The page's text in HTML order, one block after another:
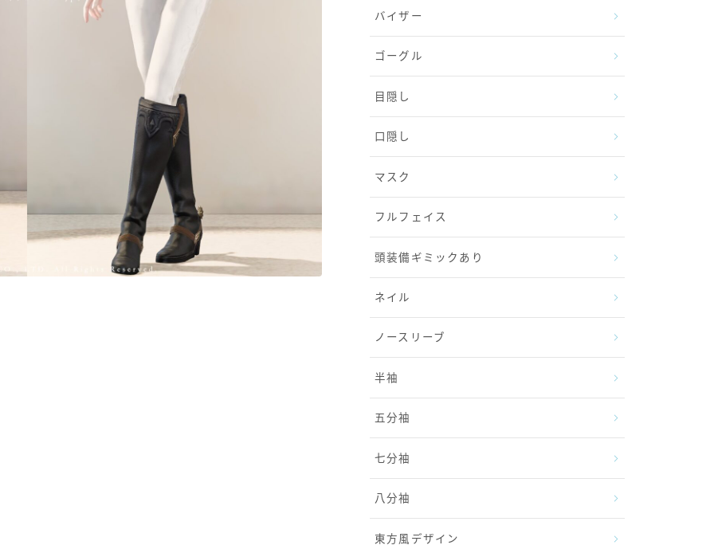
ノースリーブ
東方風デザイン
バイザー
ゴーグル
目隠し
口隠し
マスク
フルフェイス
頭装備ギミックあり
ネイル
ノースリーブ
半袖
五分袖
七分袖
八分袖
東方風デザイン